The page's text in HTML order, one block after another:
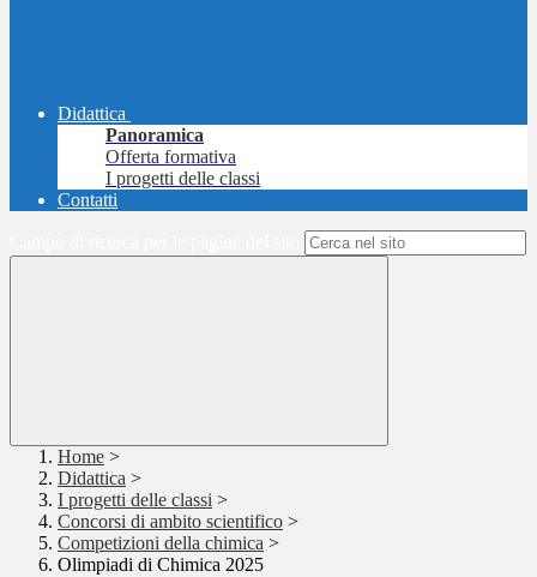
Didattica
Panoramica
Offerta formativa
I progetti delle classi
Contatti
Home >
Didattica >
I progetti delle classi >
Concorsi di ambito scientifico >
Competizioni della chimica >
Olimpiadi di Chimica 2025